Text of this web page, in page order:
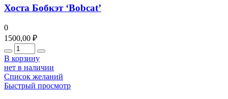
Хоста Бобкэт ‘Bobcat’
0
1500,00 ₽
Количество
В корзину
нет в наличии
Список желаний
Быстрый просмотр